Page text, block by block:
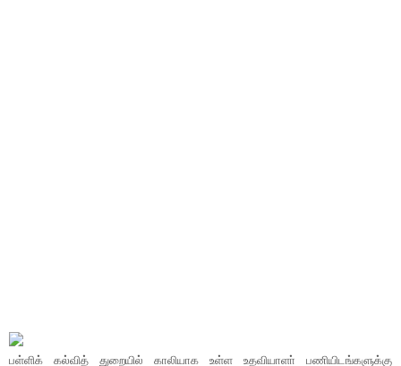
பள்ளிக் கல்வித் துறையில் காலியாக உள்ள உதவியாளா் பணியிடங்களுக்கு